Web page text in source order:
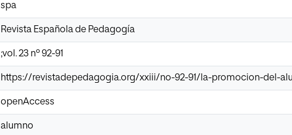
spa
Revista Española de Pedagogía
;vol. 23 nº 92-91
https://revistadepedagogia.org/xxiii/no-92-91/la-promocion-del-
openAccess
alumno